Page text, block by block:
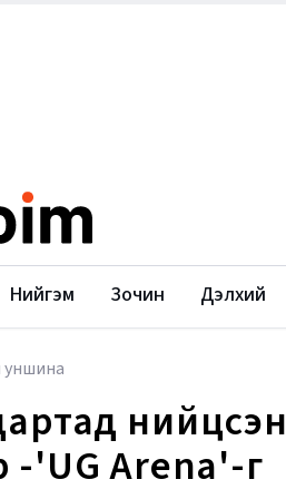
Нийгэм Зочин Дэлхий
уншина
нийцсэн
-'UG Arena'-г